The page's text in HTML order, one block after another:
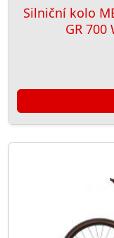
Silniční kolo
GR 700